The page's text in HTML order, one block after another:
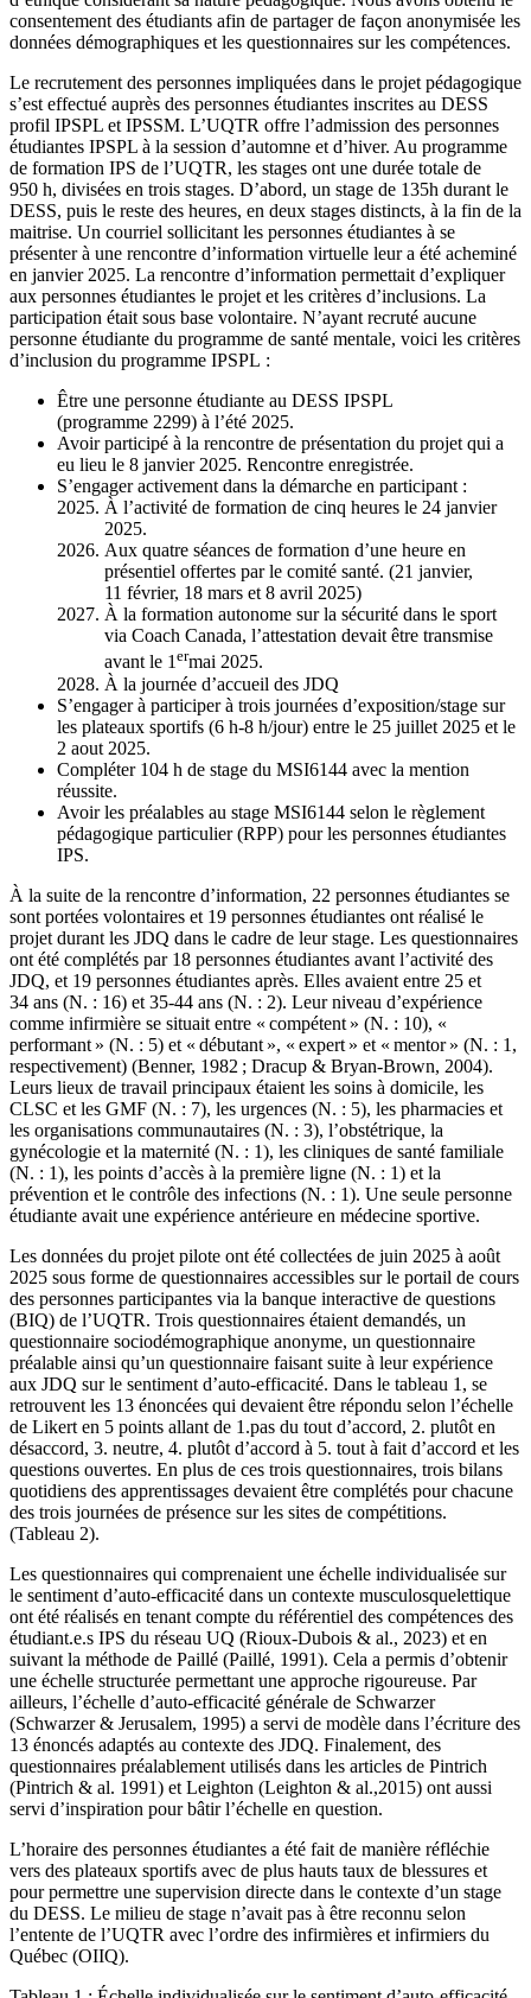
consentement des étudiants afin de partager de façon anonymisée les
données démographiques et les questionnaires sur les compétences.
Le recrutement des personnes impliquées dans le projet pédagogique
s’est effectué auprès des personnes étudiantes inscrites au DESS
profil IPSPL et IPSSM. L’UQTR offre l’admission des personnes
étudiantes IPSPL à la session d’automne et d’hiver. Au programme
de formation IPS de l’UQTR, les stages ont une durée totale de
950 h, divisées en trois stages. D’abord, un stage de 135h durant le
DESS, puis le reste des heures, en deux stages distincts, à la fin de la
maitrise. Un courriel sollicitant les personnes étudiantes à se
présenter à une rencontre d’information virtuelle leur a été acheminé
en janvier 2025. La rencontre d’information permettait d’expliquer
aux personnes étudiantes le projet et les critères d’inclusions. La
participation était sous base volontaire. N’ayant recruté aucune
personne étudiante du programme de santé mentale, voici les critères
d’inclusion du programme IPSPL :
Être une personne étudiante au DESS IPSPL
(programme 2299) à l’été 2025.
Avoir participé à la rencontre de présentation du projet qui a
eu lieu le 8 janvier 2025. Rencontre enregistrée.
S’engager activement dans la démarche en participant :
À l’activité de formation de cinq heures le 24 janvier
2025.
Aux quatre séances de formation d’une heure en
présentiel offertes par le comité santé. (21 janvier,
11 février, 18 mars et 8 avril 2025)
À la formation autonome sur la sécurité dans le sport
via Coach Canada, l’attestation devait être transmise
avant le 1ermai 2025.
À la journée d’accueil des JDQ
S’engager à participer à trois journées d’exposition/stage sur
les plateaux sportifs (6 h-8 h/jour) entre le 25 juillet 2025 et le
2 aout 2025.
Compléter 104 h de stage du MSI6144 avec la mention
réussite.
Avoir les préalables au stage MSI6144 selon le règlement
pédagogique particulier (RPP) pour les personnes étudiantes
IPS.
À la suite de la rencontre d’information, 22 personnes étudiantes se
sont portées volontaires et 19 personnes étudiantes ont réalisé le
projet durant les JDQ dans le cadre de leur stage. Les questionnaires
ont été complétés par 18 personnes étudiantes avant l’activité des
JDQ, et 19 personnes étudiantes après. Elles avaient entre 25 et
34 ans (N. : 16) et 35-44 ans (N. : 2). Leur niveau d’expérience
comme infirmière se situait entre « compétent » (N. : 10), «
performant » (N. : 5) et « débutant », « expert » et « mentor » (N. : 1,
respectivement) (Benner, 1982 ; Dracup & Bryan-Brown, 2004).
Leurs lieux de travail principaux étaient les soins à domicile, les
CLSC et les GMF (N. : 7), les urgences (N. : 5), les pharmacies et
les organisations communautaires (N. : 3), l’obstétrique, la
gynécologie et la maternité (N. : 1), les cliniques de santé familiale
(N. : 1), les points d’accès à la première ligne (N. : 1) et la
prévention et le contrôle des infections (N. : 1). Une seule personne
étudiante avait une expérience antérieure en médecine sportive.
Les données du projet pilote ont été collectées de juin 2025 à août
2025 sous forme de questionnaires accessibles sur le portail de cours
des personnes participantes via la banque interactive de questions
(BIQ) de l’UQTR. Trois questionnaires étaient demandés, un
questionnaire sociodémographique anonyme, un questionnaire
préalable ainsi qu’un questionnaire faisant suite à leur expérience
aux JDQ sur le sentiment d’auto-efficacité. Dans le tableau 1, se
retrouvent les 13 énoncées qui devaient être répondu selon l’échelle
de Likert en 5 points allant de 1.pas du tout d’accord, 2. plutôt en
désaccord, 3. neutre, 4. plutôt d’accord à 5. tout à fait d’accord et les
questions ouvertes. En plus de ces trois questionnaires, trois bilans
quotidiens des apprentissages devaient être complétés pour chacune
des trois journées de présence sur les sites de compétitions.
(Tableau 2).
Les questionnaires qui comprenaient une échelle individualisée sur
le sentiment d’auto-efficacité dans un contexte musculosquelettique
ont été réalisés en tenant compte du référentiel des compétences des
étudiant.e.s IPS du réseau UQ (Rioux-Dubois & al., 2023) et en
suivant la méthode de Paillé (Paillé, 1991). Cela a permis d’obtenir
une échelle structurée permettant une approche rigoureuse. Par
ailleurs, l’échelle d’auto-efficacité générale de Schwarzer
(Schwarzer & Jerusalem, 1995) a servi de modèle dans l’écriture des
13 énoncés adaptés au contexte des JDQ. Finalement, des
questionnaires préalablement utilisés dans les articles de Pintrich
(Pintrich & al. 1991) et Leighton (Leighton & al.,2015) ont aussi
servi d’inspiration pour bâtir l’échelle en question.
L’horaire des personnes étudiantes a été fait de manière réfléchie
vers des plateaux sportifs avec de plus hauts taux de blessures et
pour permettre une supervision directe dans le contexte d’un stage
du DESS. Le milieu de stage n’avait pas à être reconnu selon
l’entente de l’UQTR avec l’ordre des infirmières et infirmiers du
Québec (OIIQ).